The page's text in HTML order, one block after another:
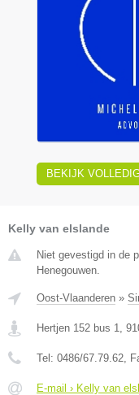
BEKIJK
Kelly van elslande
Niet gevestigd in de
Henegouwen.
Oost-Vlaanderen »
Hertjen 152 bus 1
Tel: 0486/67.79.62 ,
E-mail › Kelly van